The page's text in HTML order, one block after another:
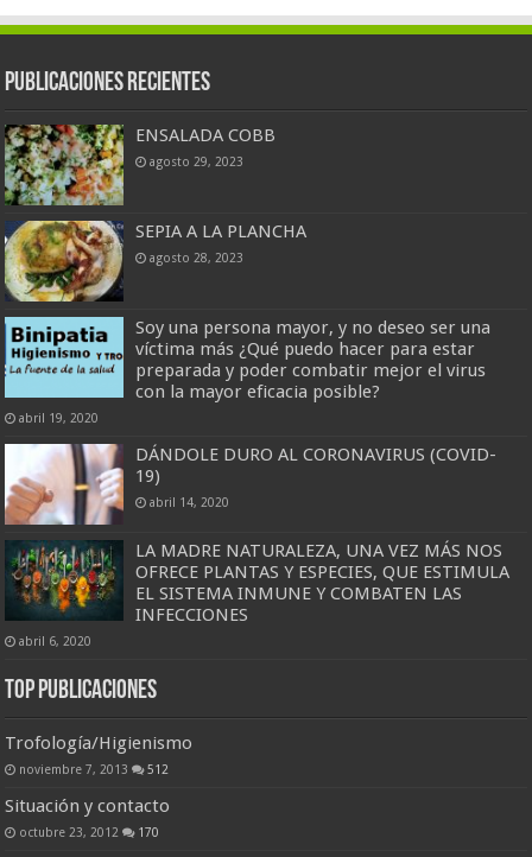
Publicaciones Recientes
ENSALADA COBB
agosto 29, 2023
SEPIA A LA PLANCHA
agosto 28, 2023
Soy una persona mayor, y no deseo ser una
víctima más ¿Qué puedo hacer para estar
preparada y poder combatir mejor el virus
con la mayor eficacia posible?
abril 19, 2020
DÁNDOLE DURO AL CORONAVIRUS (COVID-
19)
abril 14, 2020
LA MADRE NATURALEZA, UNA VEZ MÁS NOS
OFRECE PLANTAS Y ESPECIES, QUE ESTIMULA
EL SISTEMA INMUNE Y COMBATEN LAS
INFECCIONES
abril 6, 2020
Top Publicaciones
Trofología/Higienismo
noviembre 7, 2013 512
Situación y contacto
octubre 23, 2012 170